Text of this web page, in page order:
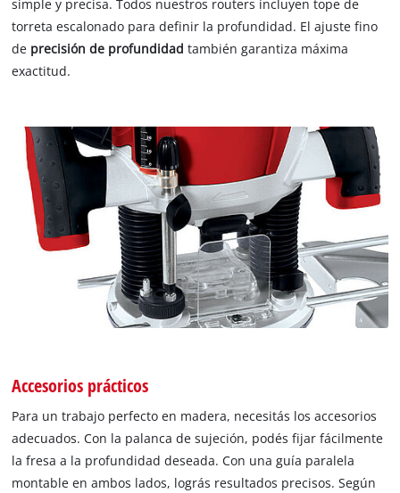
simple y precisa. Todos nuestros routers incluyen tope de
torreta escalonado para definir la profundidad. El ajuste fino
de precisión de profundidad también garantiza máxima
exactitud.
Accesorios prácticos
Para un trabajo perfecto en madera, necesitás los accesorios
adecuados. Con la palanca de sujeción, podés fijar fácilmente
la fresa a la profundidad deseada. Con una guía paralela
montable en ambos lados, lográs resultados precisos. Según